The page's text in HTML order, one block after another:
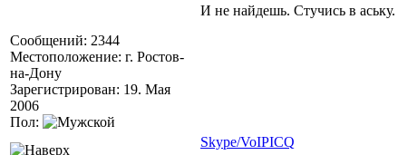
Сообщений: 2344
Местоположение: г. Ростов-
на-Дону
Зарегистрирован: 19. Мая
2006
Пол:
И не найдешь. Стучись в аську.
Skype/VoIPICQ